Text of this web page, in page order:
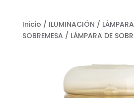
Inicio / ILUMINACIÓN /
SOBREMESA / LÁMPARA DE